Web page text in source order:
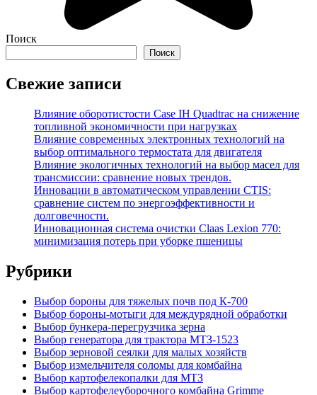
Поиск
Поиск
Свежие записи
Влияние оборотистости Case IH Quadtrac на снижение
топливной экономичности при нагрузках
Влияние современных электронных технологий на
выбор оптимального термостата для двигателя
Влияние экологичных технологий на выбор масел для
трансмиссии: сравнение новых трендов.
Инновации в автоматическом управлении CTIS:
сравнение систем по энергоэффективности и
долговечности.
Инновационная система очистки Claas Lexion 770:
минимизация потерь при уборке пшеницы
Рубрики
Выбор бороны для тяжелых почв под К-700
Выбор бороны-мотыги для междурядной обработки
Выбор бункера-перегрузчика зерна
Выбор генератора для трактора МТЗ-1523
Выбор зерновой сеялки для малых хозяйств
Выбор измельчителя соломы для комбайна
Выбор картофелекопалки для МТЗ
Выбор картофелеуборочного комбайна Grimme